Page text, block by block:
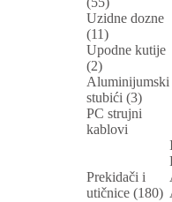
Uzidne dozne
(11)
Upodne kutije
(2)
Aluminijumski
stubići (3)
PC strujni
kablovi
Prekidači i
utičnice (180)